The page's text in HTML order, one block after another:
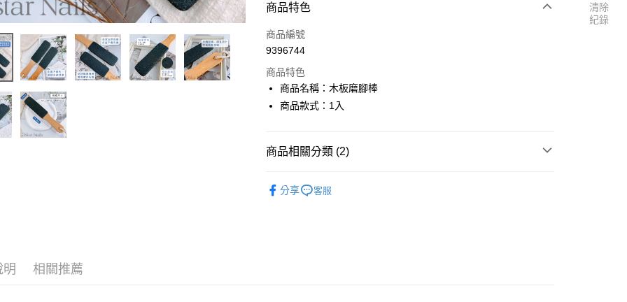
付款方式
信用卡一次付款
LINE Pay
Apple Pay
AFTEE先享後付
商品特色
商品編號
9396744
商品特色
商品名稱：木板磨腳棒
商品款式：1入
商品相關分類 (2)
分享 客服
明 相關推薦
清除
紀錄